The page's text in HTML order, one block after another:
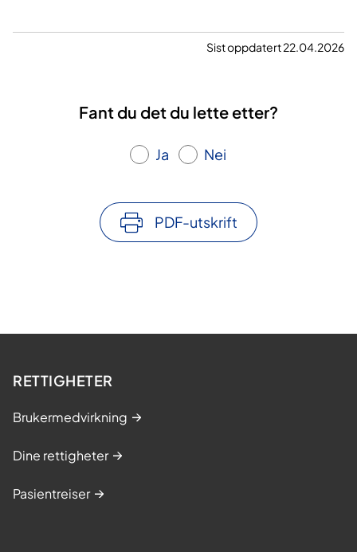
Sist oppdatert 22.04.2026
Fant du det du lette etter?
Ja Nei
PDF-utskrift
RETTIGHETER
Brukermedvirkning
Dine rettigheter
Pasientreiser